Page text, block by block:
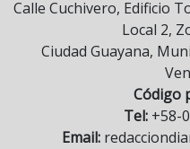
Calle Cuchivero, Edificio
Local 2,
Ciudad Guayana,
Código
Tel:+58-
Email: